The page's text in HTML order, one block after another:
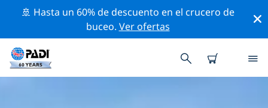
🚢 Hasta un 60% de descuento en el crucero de
buceo. Ver ofertas